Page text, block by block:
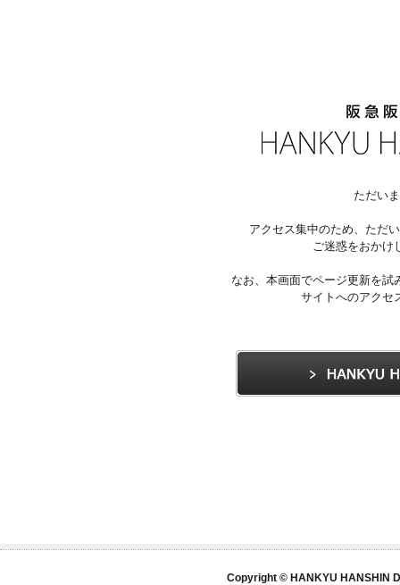
ただい
アクセス集中のため、ただ
ご迷惑をおかけ
なお、本画面でページ更新を
サイトへのアクセ
Copyright © HANKYU HANSHIN